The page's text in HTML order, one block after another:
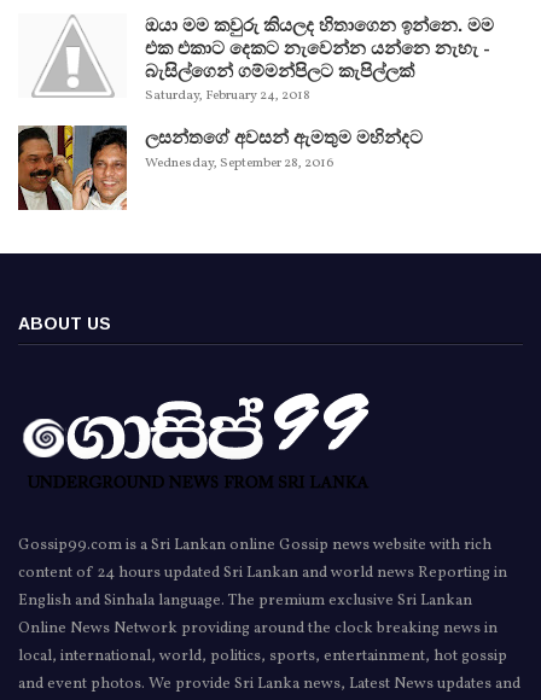
ඔයා මම කවුරු කියලද හිතාගෙන ඉන්නෙ. මම
එක එකාට දෙකට නැවෙන්න යන්නෙ නැහැ -
බැසිල්ගෙන් ගම්මන්පිලට කැපිල්ලක්
Saturday, February 24, 2018
ලසන්තගේ අවසන් ඇමතුම මහින්දට
Wednesday, September 28, 2016
ABOUT US
Gossip99.com is a Sri Lankan online Gossip news website with rich
content of 24 hours updated Sri Lankan and world news Reporting in
English and Sinhala language. The premium exclusive Sri Lankan
Online News Network providing around the clock breaking news in
local, international, world, politics, sports, entertainment, hot gossip
and event photos. We provide Sri Lanka news, Latest News updates and